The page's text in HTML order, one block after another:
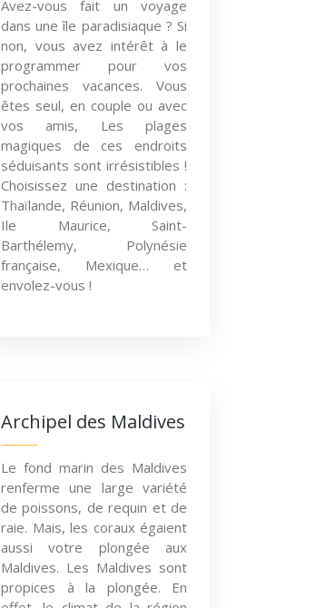
Avez-vous fait un voyage
dans une île paradisiaque ? Si
non, vous avez intérêt à le
programmer pour vos
prochaines vacances. Vous
êtes seul, en couple ou avec
vos amis, Les plages
magiques de ces endroits
séduisants sont irrésistibles !
Choisissez une destination :
Thaïlande, Réunion, Maldives,
Ile Maurice, Saint-
Barthélemy, Polynésie
française, Mexique… et
envolez-vous !
Archipel des Maldives
Le fond marin des Maldives
renferme une large variété
de poissons, de requin et de
raie. Mais, les coraux égaient
aussi votre plongée aux
Maldives. Les Maldives sont
propices à la plongée. En